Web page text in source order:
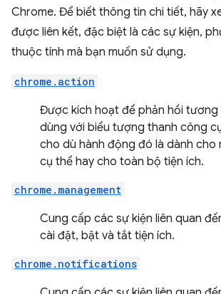
Chrome. Để biết thông tin chi tiết, hãy
được liên kết, đặc biệt là các sự kiện,
thuộc tính mà bạn muốn sử dụng.
chrome.action
Được kích hoạt để phản hồi
dùng với biểu tượng thanh công
cho dù hành động đó là dành cho
cụ thể hay cho toàn bộ tiện ích.
chrome.management
Cung cấp các sự kiện liên quan
cài đặt, bật và tắt tiện ích.
chrome.notifications